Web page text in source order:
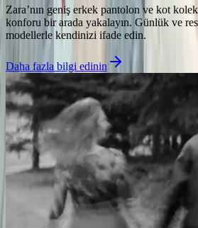
Zara’nın geniş erkek pantolon ve kot
konforu bir arada yakalayın. Günlük ve
modellerle kendinizi ifade edin.
Daha fazla bilgi edinin